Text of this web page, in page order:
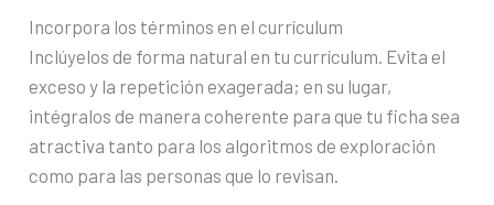
Incorpora los términos en el currículum
Inclúyelos de forma natural en tu currículum. Evita el
exceso y la repetición exagerada; en su lugar,
intégralos de manera coherente para que tu ficha sea
atractiva tanto para los algoritmos de exploración
como para las personas que lo revisan.